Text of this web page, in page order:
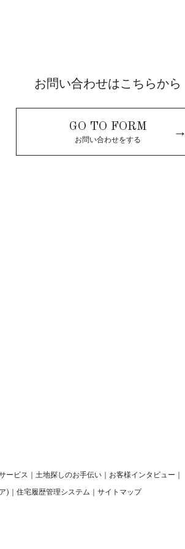
お問い合わせはこちらから
GO TO FORM
お問い合わせをする
→
ービス 土地探しのお手伝い お客様インタビュー
) 住宅履歴管理システム サイトマップ